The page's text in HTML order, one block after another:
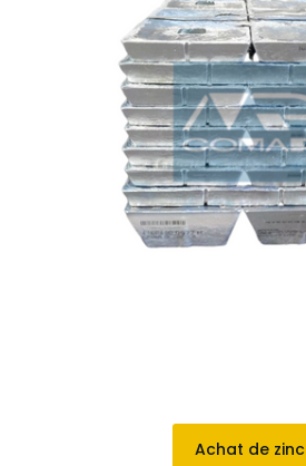
Achat de zinc